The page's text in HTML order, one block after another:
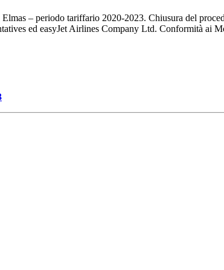
– periodo tariffario 2020-2023. Chiusura del
ed easyJet Airlines Company Ltd. Conformità ai